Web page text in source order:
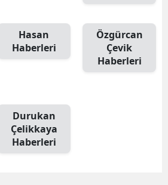
Hasan
Haberleri
Özgürcan
Çevik
Haberleri
Durukan
Çelikkaya
Haberleri